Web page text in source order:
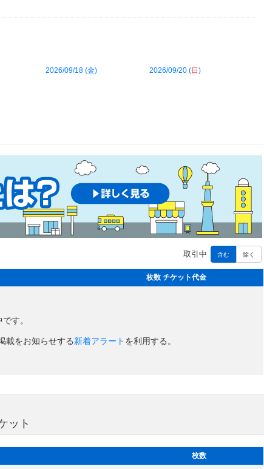
2026/09/18 (金) 2026/09/20 (日 )
取引中 含む 除く
枚数 チケット代金
す。
載をお知らせする新着アラート を利用する。
ット
枚数